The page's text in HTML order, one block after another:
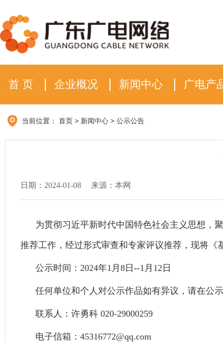
首 页 企业概况 新闻中心 广电产
当前位置： 首页 > 新闻中心 > 公示公告
日期：2024-01-08 来源：本网
为贯彻习近平新时代中国特色社会主义思想，
推荐工作，经过形式审查和专家评议推荐，现将
公示时间：2024年1月8日--1月12日
任何单位和个人对公示作品如有异议，请在公
联系人：许勇科 020-29000259
电子信箱：45316772@qq.com